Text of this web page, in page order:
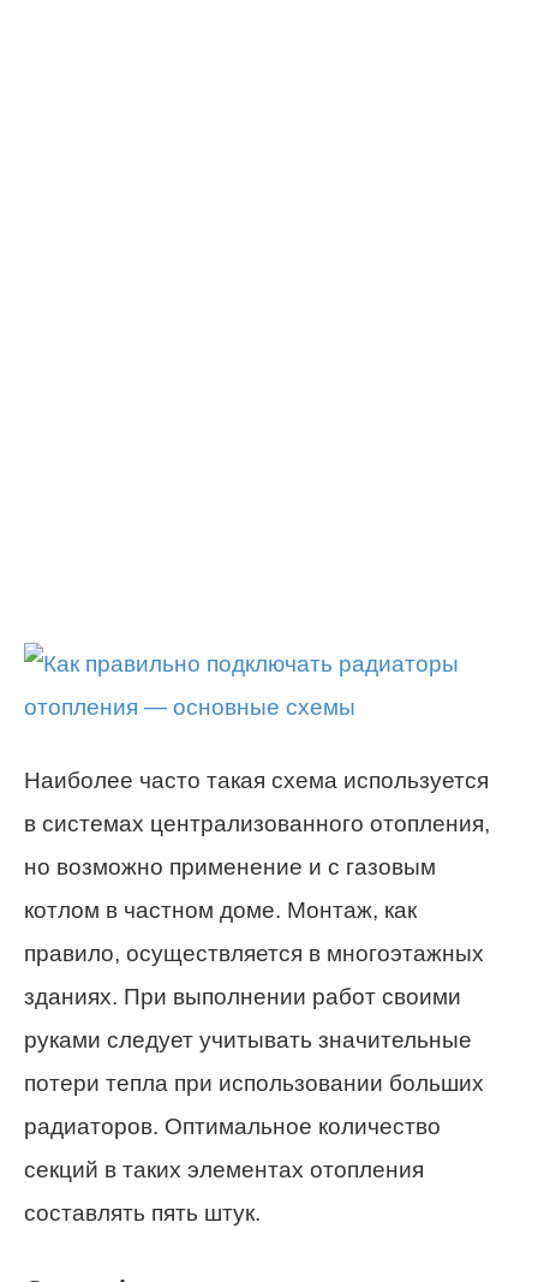
Наиболее часто такая схема используется
в системах централизованного отопления,
но возможно применение и с газовым
котлом в частном доме. Монтаж, как
правило, осуществляется в многоэтажных
зданиях. При выполнении работ своими
руками следует учитывать значительные
потери тепла при использовании больших
радиаторов. Оптимальное количество
секций в таких элементах отопления
составлять пять штук.